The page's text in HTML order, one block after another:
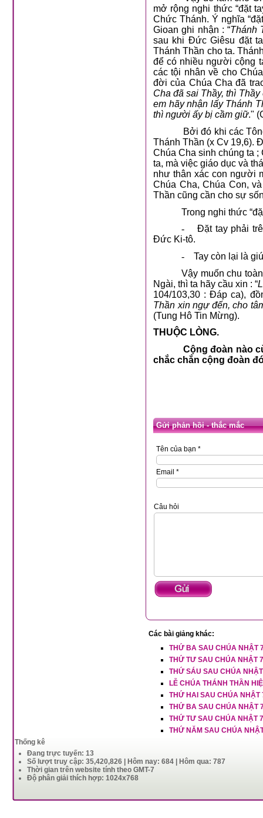
mở rộng nghi thức “đặt
Chức Thánh. Ý nghĩa
Gioan ghi nhận : “Thánh
sau khi Đức Giêsu đặt
Thánh Thần cho ta.
để có nhiều người cộng
các tội nhân về cho
đời của Chúa Cha đã
Cha đã sai Thầy, thì
em hãy nhận lấy Thánh
thì người ấy bị cầm giữ."
Bởi đó khi các
Thánh Thần (x Cv 19,6).
Chúa Cha sinh chúng ta
ta, mà việc giáo dục và
như thân xác con người
Chúa Cha, Chúa Con,
Thần cũng cần cho sự
Trong nghi thức
-
Đặt tay phải
Đức Ki-tô.
-
Tay còn lại là
Vậy muốn chu
Ngài, thì ta hãy cầu xin : “
104/103,30 : Đáp ca),
Thần xin ngự đến, cho
(Tung Hô Tin Mừng).
THUỘC LÒNG.
Cộng đoàn nào
chắc chắn cộng đoàn
Gửi phản hồi - thắc mắc
Tên của bạn *
Email *
Câu hỏi
Các bài giảng khác:
THỨ BA SAU CHÚA NHẬT
THỨ TƯ SAU CHÚA NHẬT
THỨ SÁU SAU CHÚA
LỄ CHÚA THÁNH THẦN
THỨ HAI SAU CHÚA NHẬT
THỨ BA SAU CHÚA NHẬT
THỨ TƯ SAU CHÚA NHẬT
THỨ NĂM SAU CHÚA
Thống kê
Đang trực tuyến: 13
Số lượt truy cập: 35,420,826 | Hôm nay: 684 | Hôm qua: 787
Thời gian trên website tính theo GMT-7
Độ phân giải thích hợp: 1024x768